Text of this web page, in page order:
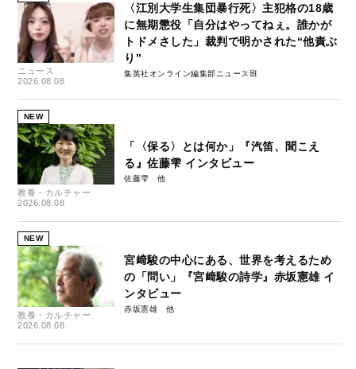
ニュース
2026.08.08
〈江別大学生集団暴行死〉主犯格の18歳
に無期懲役「自分はやってねぇ。誰かが
トドメさした」裁判で明かされた“他責ぶ
り”
集英社オンライン編集部ニュース班
NEW
教養・カルチャー
2026.08.08
「〈保る〉とは何か」『汽笛、聞こえ
る』佐藤雫 インタビュー
佐藤雫
NEW
教養・カルチャー
2026.08.08
宮﨑駿の中心にある、世界を考えるため
の「問い」『宮﨑駿の詩学』赤坂憲雄 イ
ンタビュー
赤坂憲雄